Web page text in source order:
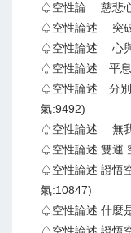
♤空性論 慈悲
♤空性論述 突
♤空性論述 心與
♤空性論述 平息
♤空性論述 分別
氣:9492)
♤空性論述 無我
♤空性論述 雙運
♤空性論述 證悟
氣:10847)
♤空性論述 什麼